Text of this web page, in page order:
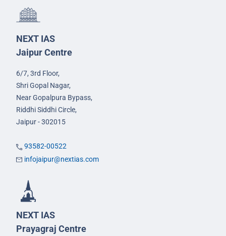
NEXT IAS
Jaipur Centre
6/7, 3rd Floor,
Shri Gopal Nagar,
Near Gopalpura Bypass,
Riddhi Siddhi Circle,
Jaipur - 302015
93582-00522
infojaipur@nextias.com
NEXT IAS
Prayagraj Centre